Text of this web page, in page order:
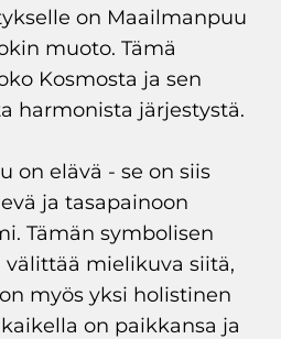
on Maailmanpuu
muoto. Tämä
Kosmosta ja sen
harmonista järjestystä.
on elävä - se on siis
ja tasapainoon
Tämän symbolisen
mielikuva siitä,
myös yksi holistinen
on paikkansa ja